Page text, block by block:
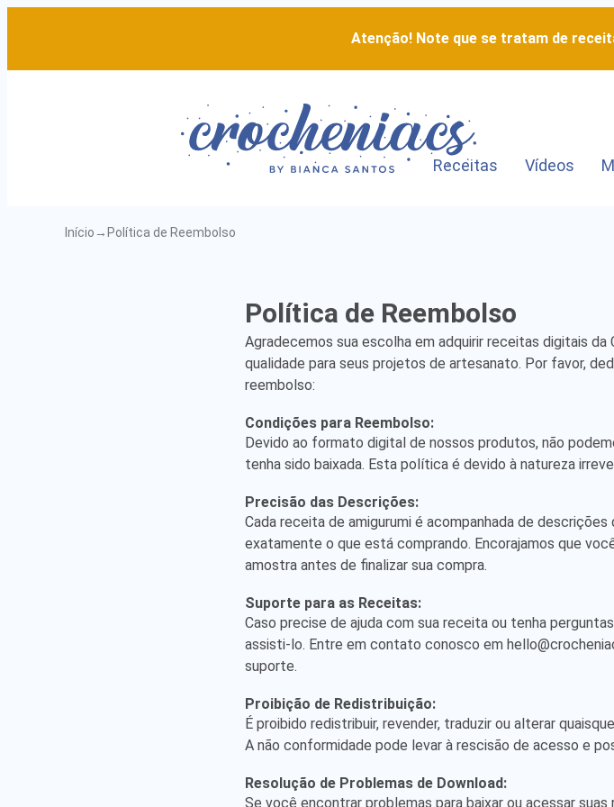
Atenção! Note que se tratam de
Receitas Vídeos
Início → Política de Reembolso
-
Política de Reembolso
Agradecemos sua escolha em adquirir receitas digitais
qualidade para seus projetos de artesanato. Por favor,
reembolso:
Condições para Reembolso:
Devido ao formato digital de nossos produtos, não
tenha sido baixada. Esta política é devido à natureza
Precisão das Descrições:
Cada receita de amigurumi é acompanhada de
exatamente o que está comprando. Encorajamos que
amostra antes de finalizar sua compra.
Suporte para as Receitas:
Caso precise de ajuda com sua receita ou tenha
assisti-lo. Entre em contato conosco em
suporte.
Proibição de Redistribuição:
É proibido redistribuir, revender, traduzir ou alterar
A não conformidade pode levar à rescisão de acesso e
Resolução de Problemas de Download:
Se você encontrar problemas para baixar ou acessar